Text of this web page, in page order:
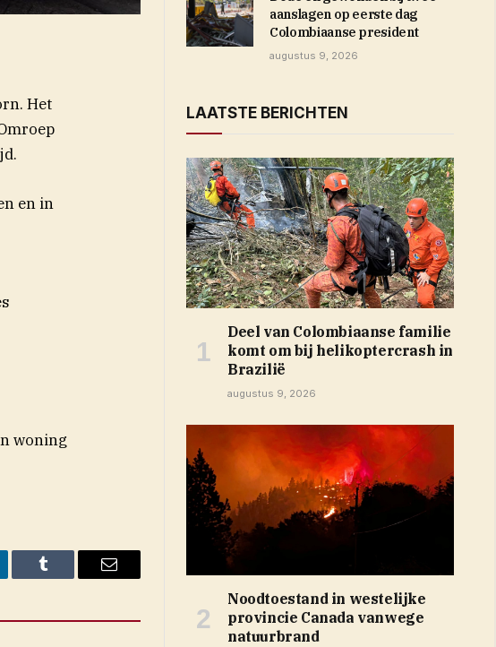
Het
en in
woning
Tumblr Email
aanslagen op eerste dag
Colombiaanse president
augustus 9, 2026
LAATSTE BERICHTEN
Deel van Colombiaanse familie
komt om bij helikoptercrash in
Brazilië
augustus 9, 2026
Noodtoestand in westelijke
provincie Canada vanwege
natuurbrand